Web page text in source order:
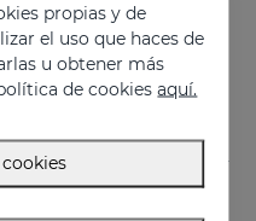
CELULEX Duplo
Efecto reductor y tensor
44.95 €
propias y de
el uso que haces de
u obtener más
de cookiesaquí.